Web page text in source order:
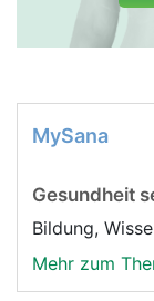
MySana
Gesundheit
Bildung,
Mehr zum